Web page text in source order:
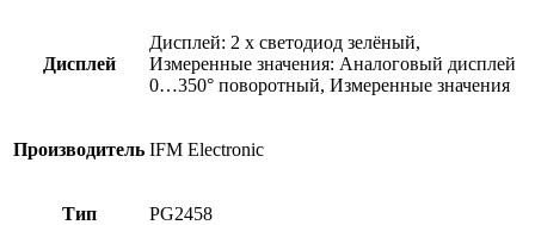
Дисплей
Дисплей: 2 x светодиод зелёный,
Измеренные значения: Аналоговый дисплей
0…350° поворотный, Измеренные значения
Производитель IFM Electronic
Тип PG2458